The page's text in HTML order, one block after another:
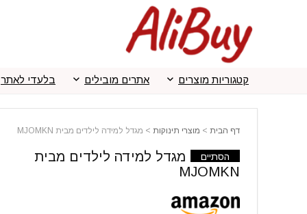
קטגוריות מוצרים אתרים מובילים בלעדי לאתר
דף הבית > מוצרי תינוקות > מגדל למידה לילדים מבית MJOMKN
הסתיים
מגדל למידה לילדים מבית
MJOMKN